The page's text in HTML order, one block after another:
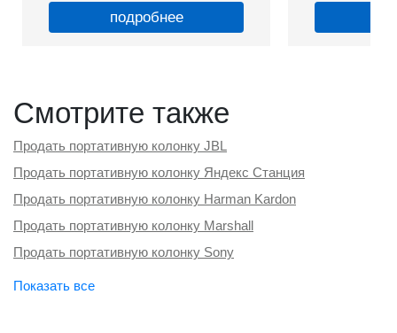
подробнее
Смотрите также
Продать портативную колонку JBL
Продать портативную колонку Яндекс Станция
Продать портативную колонку Harman Kardon
Продать портативную колонку Marshall
Продать портативную колонку Sony